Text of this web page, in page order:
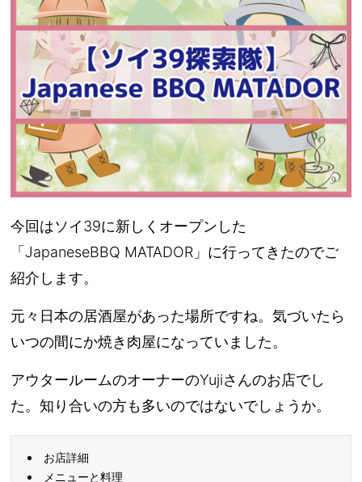
今回はソイ39に新しくオープンした
「JapaneseBBQ MATADOR」に行ってきたのでご
紹介します。
元々日本の居酒屋があった場所ですね。気づいたら
いつの間にか焼き肉屋になっていました。
アウタールームのオーナーのYujiさんのお店でし
た。知り合いの方も多いのではないでしょうか。
お店詳細
メニューと料理